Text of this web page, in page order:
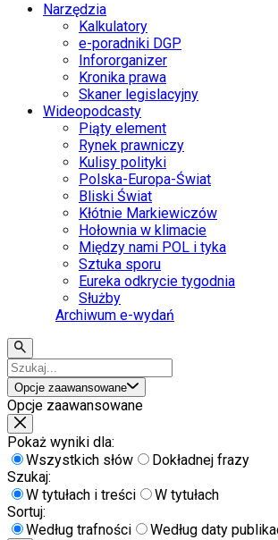
Narzędzia
Kalkulatory
e-poradniki DGP
Infororganizer
Kronika prawa
Skaner legislacyjny
Wideopodcasty
Piąty element
Rynek prawniczy
Kulisy polityki
Polska-Europa-Świat
Bliski Świat
Kłótnie Markiewiczów
Hołownia w klimacie
Między nami POL i tyka
Sztuka sporu
Eureka odkrycie tygodnia
Służby
Archiwum e-wydań
Opcje zaawansowane
Opcje zaawansowane
Pokaż wyniki dla:
Wszystkich słów
Dokładnej frazy
Szukaj:
W tytułach i treści
W tytułach
Sortuj:
Według trafności
Według daty